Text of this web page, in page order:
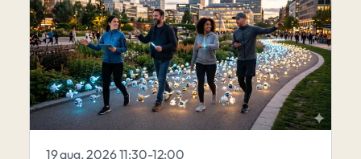
19 aug. 2026 11:30-12:00